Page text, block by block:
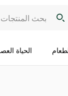
الحياة